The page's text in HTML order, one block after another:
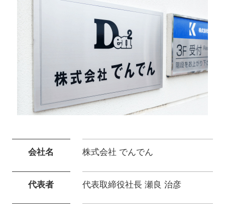
会社名 株式会社 でんでん
代表者 代表取締役社長 瀬良 治彦